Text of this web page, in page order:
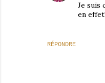
RÉPONDRE
Je suis
en